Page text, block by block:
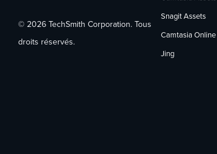
TechSmith
TechSmith
TechSmith
© 2026 TechSmith Corporation. Tous
droits réservés.
Snagit Assets
Camtasia Online
Jing